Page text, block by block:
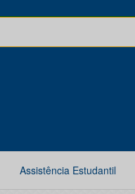
Assistência Estudantil